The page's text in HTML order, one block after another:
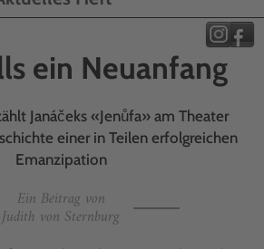
ein Neuanfang
Janáčeks «Jenůfa» am Theater
einer in Teilen erfolgreichen
Emanzipation
Ein Beitrag von
Judith von Sternburg